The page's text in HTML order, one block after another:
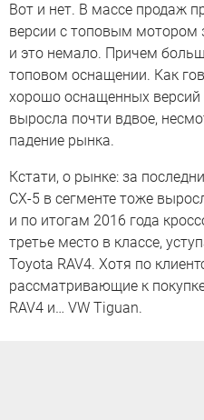
Вот и нет. В массе продаж
версии с топовым мотором
и это немало. Причем
топовом оснащении. Как
хорошо оснащенных версий
выросла почти вдвое,
падение рынка.
Кстати, о рынке: за
CX-5 в сегменте тоже
и по итогам 2016 года
третье место в классе,
Toyota RAV4. Хотя по
рассматривающие к
RAV4 и… VW Tiguan.